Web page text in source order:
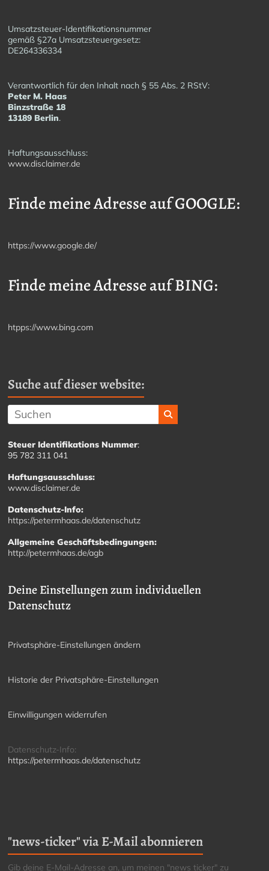
Umsatzsteuer-Identifikationsnummer
gemäß §27a Umsatzsteuergesetz:
DE264336334
Verantwortlich für den Inhalt nach § 55 Abs. 2 RStV:
Peter M. Haas
Binzstraße 18
13189 Berlin.
Haftungsausschluss:
www.disclaimer.de
Finde meine Adresse auf GOOGLE:
https://www.google.de/
Finde meine Adresse auf BING:
htpps://www.bing.com
Suche auf dieser website:
Steuer Identifikations Nummer:
95 782 311 041
Haftungsausschluss:
www.disclaimer.de
Datenschutz-Info:
https://petermhaas.de/datenschutz
Allgemeine Geschäftsbedingungen:
http://petermhaas.de/agb
Deine Einstellungen zum individuellen
Datenschutz
Privatsphäre-Einstellungen ändern
Historie der Privatsphäre-Einstellungen
Einwilligungen widerrufen
Datenschutz-Info:
https://petermhaas.de/datenschutz
"news-ticker" via E-Mail abonnieren
Gib deine E-Mail-Adresse an, um meinen "news ticker" zu